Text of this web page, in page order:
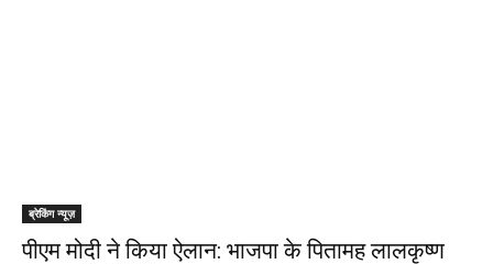
ब्रेकिंग न्यूज़
पीएम मोदी ने किया ऐलान: भाजपा के पितामह लालकृष्ण